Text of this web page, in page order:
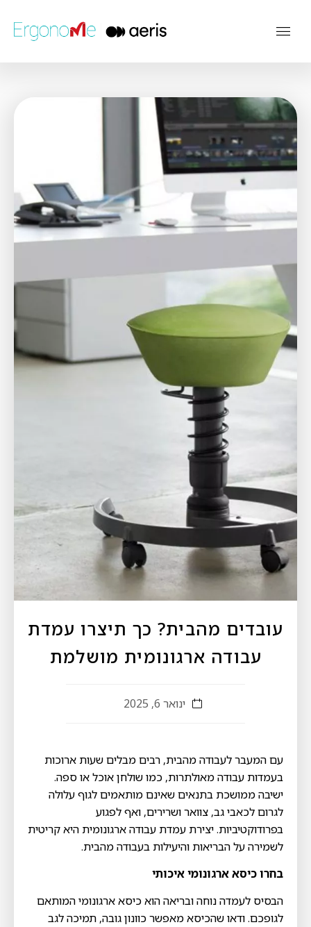
עובדים מהבית? כך תיצרו עמדת
עבודה ארגונומית מושלמת
ינואר 6, 2025
עם המעבר לעבודה מהבית, רבים מבלים שעות ארוכות
בעמדות עבודה מאולתרות, כמו שולחן אוכל או ספה.
ישיבה ממושכת בתנאים שאינם מותאמים לגוף עלולה
לגרום לכאבי גב, צוואר ושרירים, ואף לפגוע
בפרודוקטיביות. יצירת עמדת עבודה ארגונומית היא קריטית
לשמירה על הבריאות והיעילות בעבודה מהבית.
בחרו כיסא ארגונומי איכותי
הבסיס לעמדה נוחה ובריאה הוא כיסא ארגונומי המותאם
לגופכם. ודאו שהכיסא מאפשר כוונון גובה, תמיכה לגב